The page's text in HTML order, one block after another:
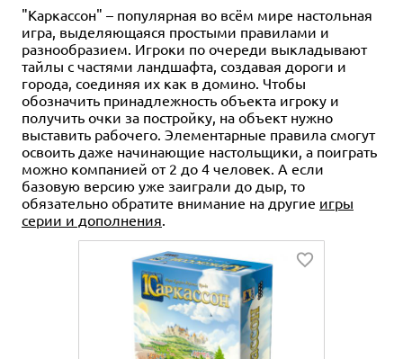
"Каркассон" – популярная во всём мире настольная
игра, выделяющаяся простыми правилами и
разнообразием. Игроки по очереди выкладывают
тайлы с частями ландшафта, создавая дороги и
города, соединяя их как в домино. Чтобы
обозначить принадлежность объекта игроку и
получить очки за постройку, на объект нужно
выставить рабочего. Элементарные правила смогут
освоить даже начинающие настольщики, а поиграть
можно компанией от 2 до 4 человек. А если
базовую версию уже заиграли до дыр, то
обязательно обратите внимание на другие игры
серии и дополнения.